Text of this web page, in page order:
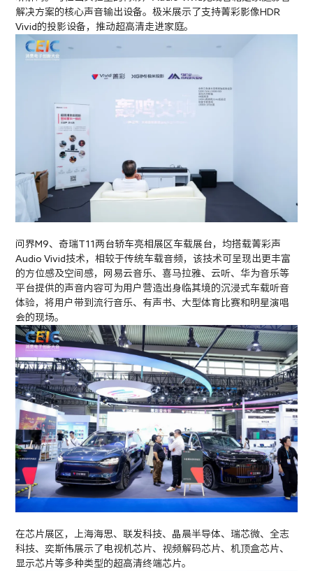
解决方案的核心声音输出设备。极米展示了支持菁彩影像HDR
Vivid的投影设备，推动超高清走进家庭。
问界M9、奇瑞T11两台轿车亮相展区车载展台，均搭载菁彩声
Audio Vivid技术，相较于传统车载音频，该技术可呈现出更丰富
的方位感及空间感，网易云音乐、喜马拉雅、云听、华为音乐等
平台提供的声音内容可为用户营造出身临其境的沉浸式车载听音
体验，将用户带到流行音乐、有声书、大型体育比赛和明星演唱
会的现场。
在芯片展区，上海海思、联发科技、晶晨半导体、瑞芯微、全志
科技、奕斯伟展示了电视机芯片、视频解码芯片、机顶盒芯片、
显示芯片等多种类型的超高清终端芯片。